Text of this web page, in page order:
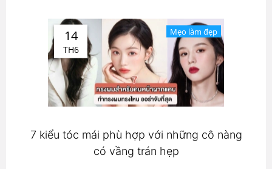
14
TH6
Mẹo làm đẹp
7 kiểu tóc mái phù hợp với những cô nàng
có vầng trán hẹp